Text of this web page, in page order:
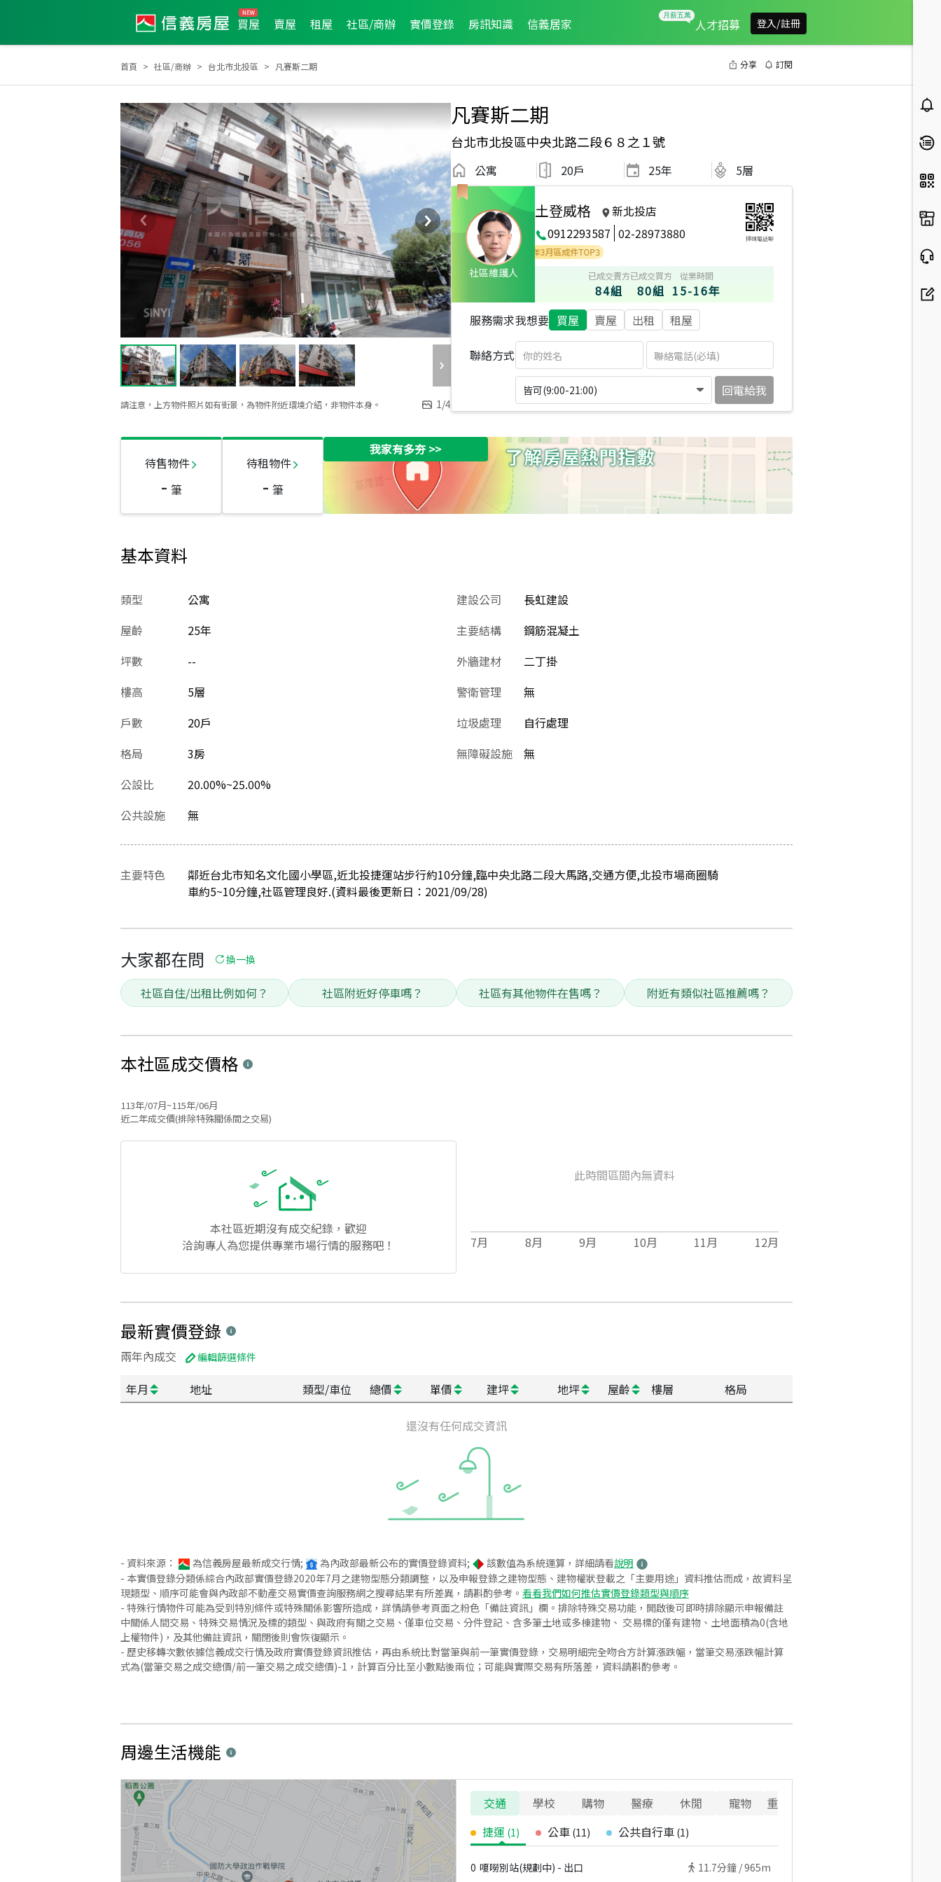
買屋 賣屋 租屋 社區/商辦 實價登錄 房訊知識 信義居家 人才招募 登入/註冊
首頁 社區/商辦 台北市北投區 凡賽斯二期 分享 訂閱
請注意，上方物件照片如有街景，為物件附近環境介紹，非物件本身。 1/4
凡賽斯二期
台北市北投區中央北路二段６８之１號
公寓 20戶 25年 5層
社區維護人
土登威格
新北投店
0912293587 02-28973880 掃碼電話聊
土地達人 2023年3月區業績TOP3 2024年11月區成件TOP3 2023年3月區成件TOP3
2022年3月區成件TOP3
已成交賣方
84組
已成交買方
80組
從業時間
15-16年
服務需求我想要 買屋 賣屋 出租 租屋
聯絡方式
皆可(9:00-21:00) 回電給我
待售物件
- 筆
待租物件
- 筆
我家有多夯>>
基本資料
類型
公寓
屋齡
25年
坪數
--
樓高
5層
戶數
20戶
格局
3房
公設比
20.00%~25.00%
建設公司
長虹建設
主要結構
鋼筋混凝土
外牆建材
二丁掛
警衛管理
無
垃圾處理
自行處理
無障礙設施
無
公共設施 無
主要特色
鄰近台北市知名文化國小學區,近北投捷運站步行約10分鐘,臨中央北路二段大馬路,交通方便,北投市場商圈騎
車約5~10分鐘,社區管理良好.(資料最後更新日：2021/09/28)
大家都在問 換一換
社區自住/出租比例如何？ 社區附近好停車嗎？ 社區有其他物件在售嗎？ 附近有類似社區推薦嗎？
本社區成交價格
113年/07月~115年/06月
近二年成交價(排除特殊關係間之交易)
本社區近期沒有成交紀錄，歡迎
洽詢專人為您提供專業市場行情的服務吧！
此時間區間內無資料
7月 8月 9月 10月 11月 12月
最新實價登錄
兩年內成交 編輯篩選條件
年月 地址 類型/車位 總價 單價 建坪 地坪 屋齡 樓層 格局
還沒有任何成交資訊
- 資料來源： 為信義房屋最新成交行情; 為內政部最新公布的實價登錄資料; 該數值為系統運算，詳細請看說明
- 本實價登錄分類係綜合內政部實價登錄2020年7月之建物型態分類調整，以及申報登錄之建物型態、建物權狀登載之「主要用途」資料推估而成，故資料呈
現類型、順序可能會與內政部不動產交易實價查詢服務網之搜尋結果有所差異，請斟酌參考。 看看我們如何推估實價登錄類型與順序
- 特殊行情物件可能為受到特別條件或特殊關係影響所造成，詳情請參考頁面之粉色「備註資訊」欄。排除特殊交易功能，開啟後可即時排除顯示申報備註
中關係人間交易、特殊交易情況及標的類型、與政府有關之交易、僅車位交易、分件登記、含多筆土地或多棟建物、 交易標的僅有建物、土地面積為0(含地
上權物件)，及其他備註資訊，關閉後則會恢復顯示。
- 歷史移轉次數依據信義成交行情及政府實價登錄資訊推估，再由系統比對當筆與前一筆實價登錄，交易明細完全吻合方計算漲跌幅，當筆交易漲跌幅計算
式為(當筆交易之成交總價/前一筆交易之成交總價)-1，計算百分比至小數點後兩位；可能與實際交易有所落差，資料請斟酌參考。
周邊生活機能
交通 學校 購物 醫療 休閒 寵物
重要設施
捷運 (1) 公車 (11) 公共自行車 (1)
0 嗄嘮別站(規劃中) - 出口 11.7分鐘 /965m